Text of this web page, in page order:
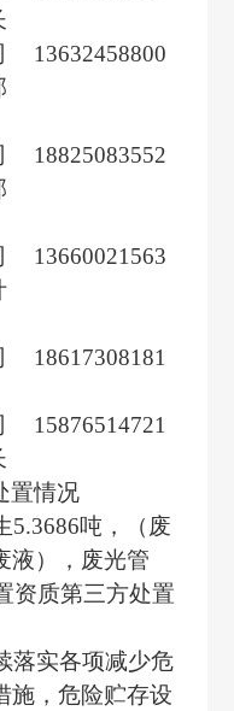
13632458800
18825083552
13660021563
18617308181
15876514721
置情况
5.3686吨，（废
液），废光管
资质第三方处置
落实各项减少危
施，危险贮存设